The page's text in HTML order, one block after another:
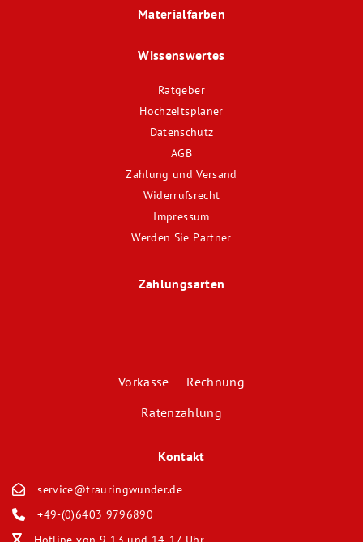
Materialfarben
Wissenswertes
Ratgeber
Hochzeitsplaner
Datenschutz
AGB
Zahlung und Versand
Widerrufsrecht
Impressum
Werden Sie Partner
Zahlungsarten
Vorkasse Rechnung
Ratenzahlung
Kontakt
service@trauringwunder.de
+49-(0)6403 9796890